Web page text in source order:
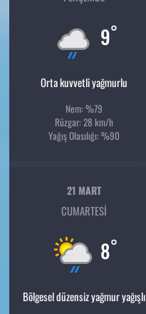
9°
Orta kuvvetli yağmurlu
Nem: %79
Rüzgar: 28 km/h
Yağış Olasılığı: %90
21 MART
CUMARTESI
8°
Bölgesel düzensiz yağmur yağışlı